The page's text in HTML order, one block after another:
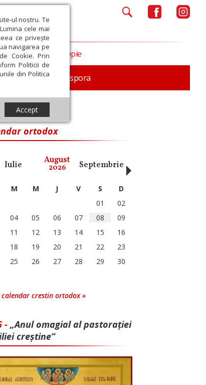
ul nostru. Te
cele mai
ce privește
navigarea pe
Cookie. Prin
Politicii de
din Politica
Accept
Diaspora
Opinii Filantropie
ortodox
Iulie August
2026 Septembrie Octombrie
M M J V S
D
01
02
04 05 06 07 08
09
11 12 13 14 15
16
18 19 20 21 22
23
25 26 27 28 29
30
calendar crestin ortodox »
- „Anul omagial al pastorației
creștine”